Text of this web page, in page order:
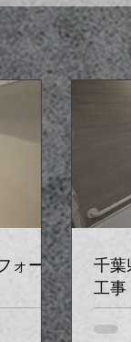
ォーム
千葉
工事